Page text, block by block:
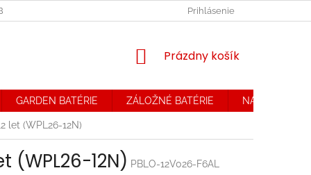
PODMIENKY. REKLAMAČNÝ PORIADOKPrihlásenie
NÁKUPNÝ
Prázdny košík
GARDEN BATÉRIE ZÁLOŽNÉ BATÉRIE NABÍJAČKY
let (WPL26-12N)
(WPL26-12N) PBLO-12V026-F6AL